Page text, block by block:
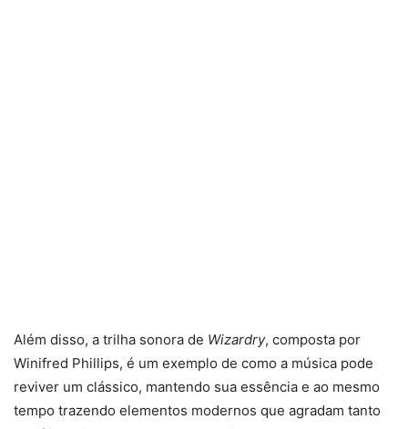
Além disso, a trilha sonora de Wizardry, composta por
Winifred Phillips, é um exemplo de como a música pode
reviver um clássico, mantendo sua essência e ao mesmo
tempo trazendo elementos modernos que agradam tanto